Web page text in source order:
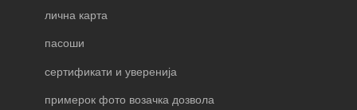
лична карта
пасоши
сертификати и уверенија
примерок фото возачка дозвола